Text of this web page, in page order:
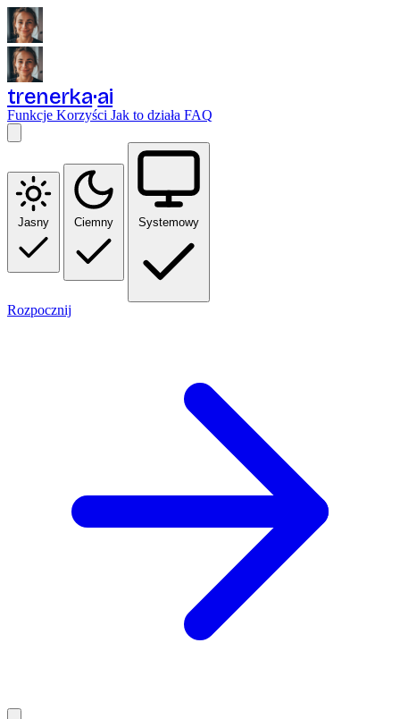
trenerka ai
Funkcje Korzyści Jak to działa FAQ
Jasny Ciemny Systemowy
Rozpocznij